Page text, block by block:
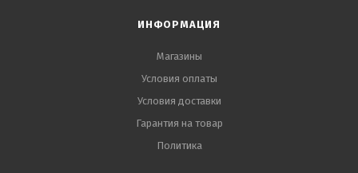
ИНФОРМАЦИЯ
Магазины
Условия оплаты
Условия доставки
Гарантия на товар
Политика